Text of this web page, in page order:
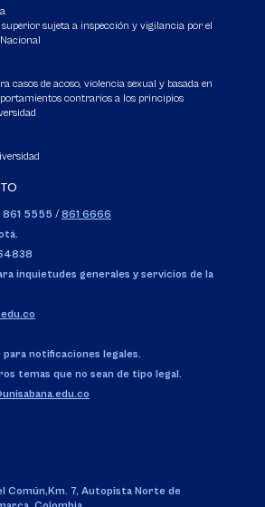
sujeta a inspección y vigilancia por el
casos de acoso, violencia sexual y basada en
contrarios a los principios
5555 / 861 6666
inquietudes generales y servicios de la
notificaciones legales.
temas que no sean de tipo legal.
Común,Km. 7, Autopista Norte de